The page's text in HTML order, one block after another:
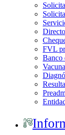
FVL
Banco